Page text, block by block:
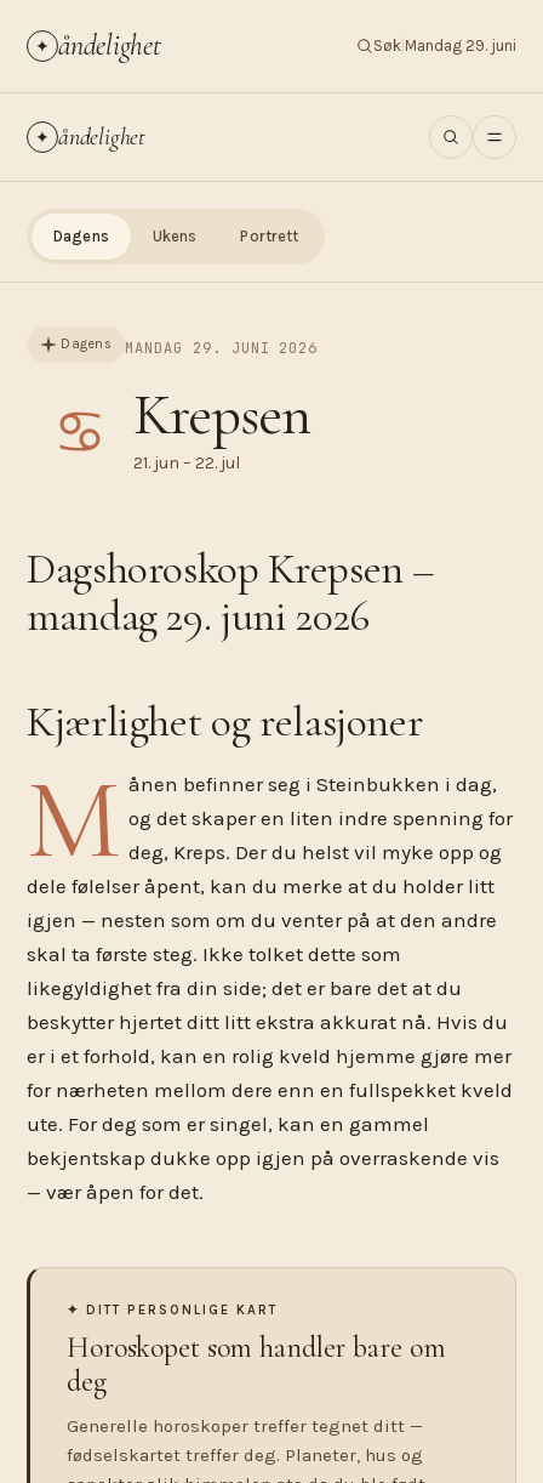
✦ åndelighet Søk Mandag 29. juni
✦ åndelighet
Dagens Ukens Portrett
Dagens MANDAG 29. JUNI 2026
♋︎ Krepsen
21. jun – 22. jul
Dagshoroskop Krepsen –
mandag 29. juni 2026
Kjærlighet og relasjoner
M ånen befinner seg i Steinbukken i dag,
og det skaper en liten indre spenning for
deg, Kreps. Der du helst vil myke opp og
dele følelser åpent, kan du merke at du holder litt
igjen — nesten som om du venter på at den andre
skal ta første steg. Ikke tolket dette som
likegyldighet fra din side; det er bare det at du
beskytter hjertet ditt litt ekstra akkurat nå. Hvis du
er i et forhold, kan en rolig kveld hjemme gjøre mer
for nærheten mellom dere enn en fullspekket kveld
ute. For deg som er singel, kan en gammel
bekjentskap dukke opp igjen på overraskende vis
— vær åpen for det.
✦ DITT PERSONLIGE KART
Horoskopet som handler bare om
deg
Generelle horoskoper treffer tegnet ditt —
fødselskartet treffer deg. Planeter, hus og